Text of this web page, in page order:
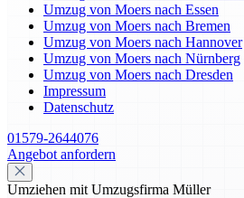
Umzug von Moers nach Essen
Umzug von Moers nach Bremen
Umzug von Moers nach Hannover
Umzug von Moers nach Nürnberg
Umzug von Moers nach Dresden
Impressum
Datenschutz
01579-2644076
Angebot anfordern
Umziehen mit Umzugsfirma Müller